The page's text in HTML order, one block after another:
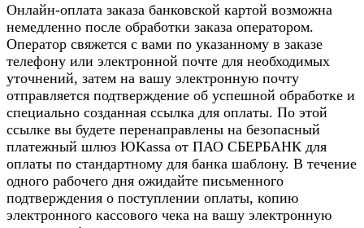
Онлайн-оплата заказа банковской картой возможна
немедленно после обработки заказа оператором.
Оператор свяжется с вами по указанному в заказе
телефону или электронной почте для необходимых
уточнений, затем на вашу электронную почту
отправляется подтверждение об успешной обработке и
специально созданная ссылка для оплаты. По этой
ссылке вы будете перенаправлены на безопасный
платежный шлюз ЮKassa от ПАО СБЕРБАНК для
оплаты по стандартному для банка шаблону. В течение
одного рабочего дня ожидайте письменного
подтверждения о поступлении оплаты, копию
электронного кассового чека на вашу электронную